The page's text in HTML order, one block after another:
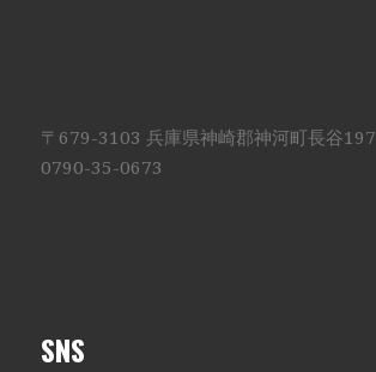
〒679-3103 兵庫県神崎郡神河町長谷197
0790-35-0673
SNS